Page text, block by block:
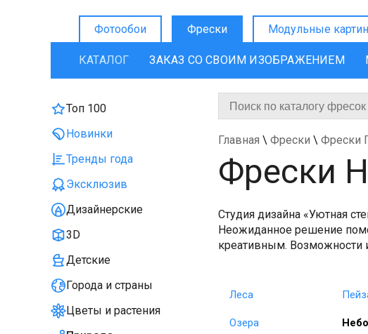
Фотообои Фрески Модульные
КАТАЛОГ ЗАКАЗ СО СВОИМ ИЗОБРАЖЕНИЕМ
Топ 100
Новинки
Тренды года
Эксклюзив
Дизайнерские
3D
Детские
Города и страны
Цветы и растения
Главная \ Фрески \ Фрески
Фрески
Студия дизайна «Уютная
Неожиданное решение
креативным. Возможности
Леса
Озера Небо